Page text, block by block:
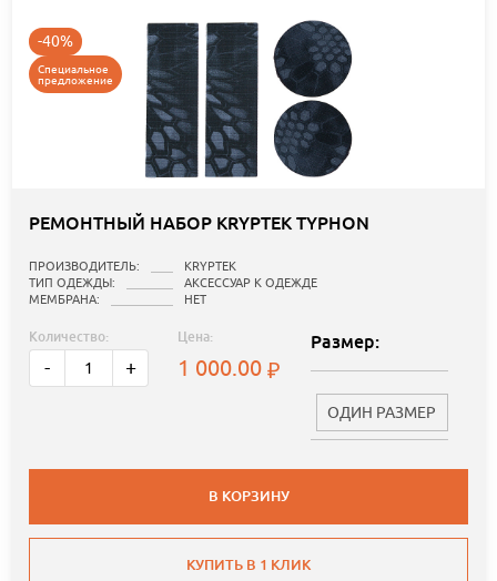
-40%
Специальное
предложение
РЕМОНТНЫЙ НАБОР KRYPTEK TYPHON
ПРОИЗВОДИТЕЛЬ:
KRYPTEK
ТИП ОДЕЖДЫ:
АКСЕССУАР К ОДЕЖДЕ
МЕМБРАНА:
НЕТ
Количество:
- +
Цена:
1 000.00
Размер:
ОДИН РАЗМЕР
В КОРЗИНУ
КУПИТЬ В 1 КЛИК